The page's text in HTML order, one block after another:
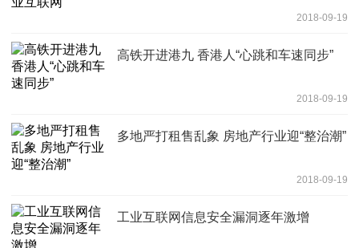
2018-09-19
高铁开进港九 香港人“心跳和车速同步”
2018-09-19
多地严打租售乱象 房地产行业迎“整治潮”
2018-09-19
工业互联网信息安全漏洞逐年激增